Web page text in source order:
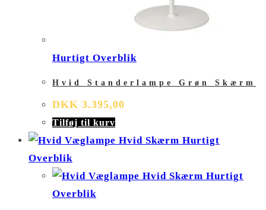
Hurtigt Overblik
Hvid Standerlampe Grøn Skærm
DKK 3.395,00
Tilføj til kurv
Hurtigt
Overblik
Hurtigt
Overblik